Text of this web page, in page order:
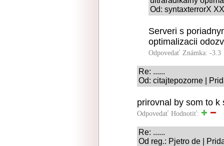
Od: syntaxterrorX
Serveri s
optimalizacii
Odpovedať Známka: -3.3
Re: ......
Od: citajtepozorne |
prirovnal by som to k
Odpovedať Hodnotiť:
Re: ......
Od reg.: Pjetro de |